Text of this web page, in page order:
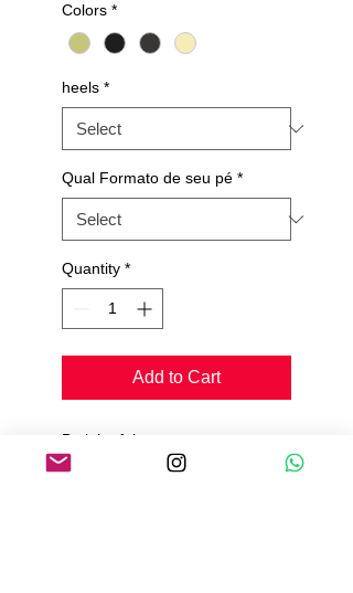
Colors *
heels *
Qual Formato de seu pé *
Quantity *
Add to Cart
Botinha feita em camurça,
Palmilha confort,